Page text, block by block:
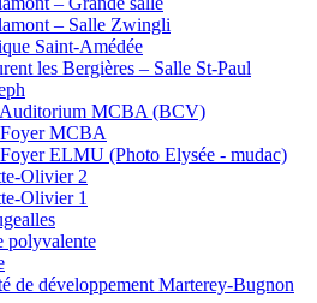
– Salle Zwingli
Saint-Amédée
les Bergières – Salle St-Paul
Auditorium MCBA (BCV)
MCBA
ELMU (Photo Elysée - mudac)
Olivier 2
Olivier 1
polyvalente
de développement Marterey-Bugnon